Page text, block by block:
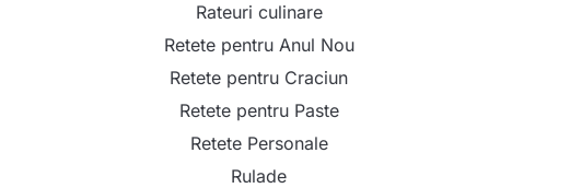
Rateuri culinare
Retete pentru Anul Nou
Retete pentru Craciun
Retete pentru Paste
Retete Personale
Rulade